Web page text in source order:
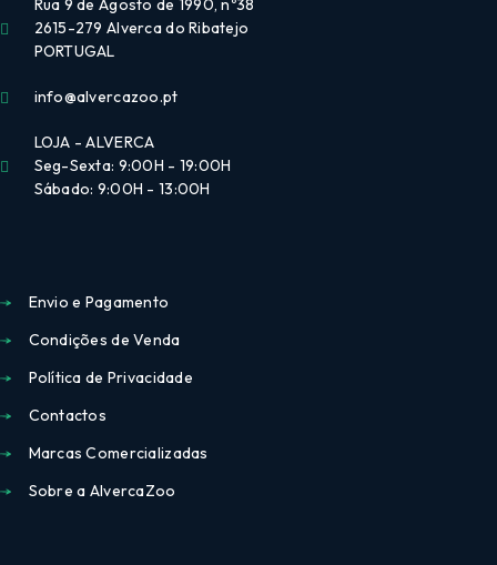
Rua 9 de Agosto de 1990, nº38
2615-279 Alverca do Ribatejo
PORTUGAL
info@alvercazoo.pt
LOJA - ALVERCA
Seg-Sexta: 9:00H - 19:00H
Sábado: 9:00H - 13:00H
Envio e Pagamento
Condições de Venda
Política de Privacidade
Contactos
Marcas Comercializadas
Sobre a AlvercaZoo